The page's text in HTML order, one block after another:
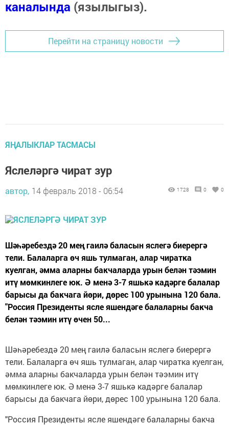
каналында (язылыгыз).
Перейти на страницу новости
ЯҢАЛЫКЛАР ТАСМАСЫ
Яслеләргә чират зур
автор, 14 февраль 2018 - 06:54 1728 0 0
Шәһәребездә 20 мең гаилә баласын яслегә биерергә
тели. Балаларга өч яшь тулмаган, алар чиратка
куелган, әмма аларны бакчаларда урын белән тәэмин
итү мөмкинлеге юк. Ә менә 3-7 яшькә кадәрге балалар
барысы да бакчага йөри, дөрес 100 урынына 120 бала.
"Россия Президенты ясле яшендәге балаларны бакча
белән тәэмин итү өчен 50...
Шәһәребездә 20 мең гаилә баласын яслегә биерергә
тели. Балаларга өч яшь тулмаган, алар чиратка куелган,
әмма аларны бакчаларда урын белән тәэмин итү
мөмкинлеге юк. Ә менә 3-7 яшькә кадәрге балалар
барысы да бакчага йөри, дөрес 100 урынына 120 бала.
"Россия Президенты ясле яшендәге балаларны бакча